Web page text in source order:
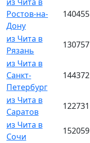
из Чита в
Ростов-на-
Дону
140455
из Чита в
Рязань
130757
из Чита в
Санкт-
Петербург
144372
из Чита в
Саратов
122731
из Чита в
Сочи
152059